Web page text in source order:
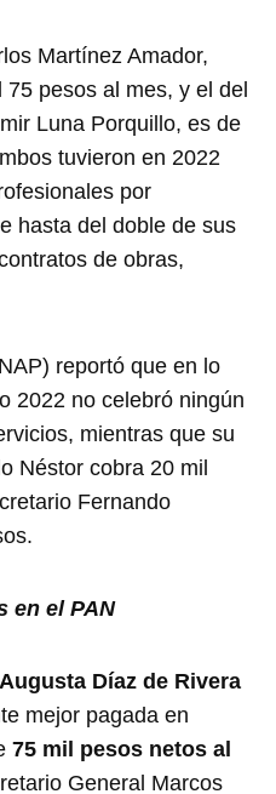
Martínez Amador,
pesos al mes, y el del
Luna Porquillo, es de
tuvieron en 2022
por
hasta del doble de sus
de obras,
reportó que en lo
2022 no celebró ningún
mientras que su
Néstor cobra 20 mil
Fernando
en el PAN
Augusta Díaz de Rivera
mejor pagada en
75 mil pesos netos al
General Marcos